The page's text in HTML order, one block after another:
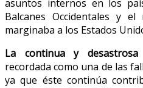
asuntos internos en los
Balcanes Occidentales y
marginaba a los Estados
La continua y
recordada como una de las
ya que éste continúa